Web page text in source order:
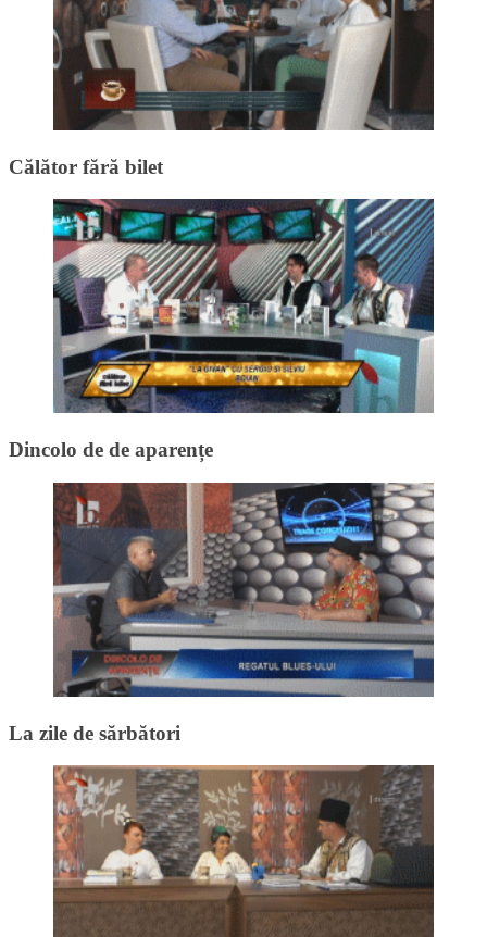
Călător fără bilet
Dincolo de de aparențe
La zile de sărbători